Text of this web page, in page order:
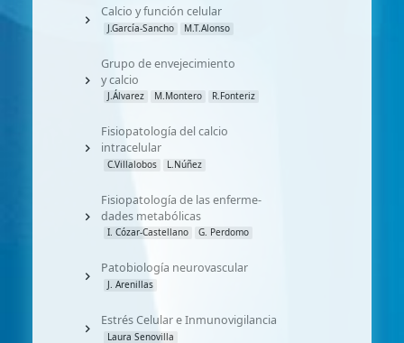
Calcio y función celular
J.García-Sancho M.T.Alonso
Grupo de envejecimiento
y calcio
J.Álvarez M.Montero R.Fonteriz
Fisiopatología del calcio
intracelular
C.Villalobos L.Núñez
Fisiopatología de las enferme-
dades metabólicas
I. Cózar-Castellano G. Perdomo
Patobiología neurovascular
J. Arenillas
Estrés Celular e Inmunovigilancia
Laura Senovilla